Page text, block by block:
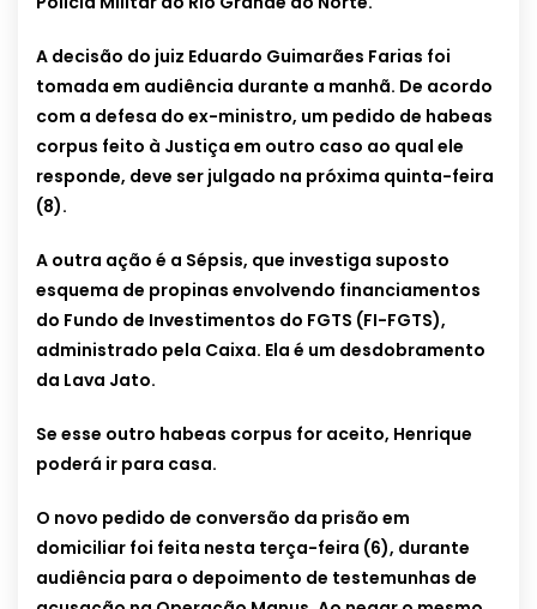
A decisão do juiz Eduardo Guimarães Farias foi
tomada em audiência durante a manhã. De acordo
com a defesa do ex-ministro, um pedido de habeas
corpus feito à Justiça em outro caso ao qual ele
responde, deve ser julgado na próxima quinta-feira
(8).
A outra ação é a Sépsis, que investiga suposto
esquema de propinas envolvendo financiamentos
do Fundo de Investimentos do FGTS (FI-FGTS),
administrado pela Caixa. Ela é um desdobramento
da Lava Jato.
Se esse outro habeas corpus for aceito, Henrique
poderá ir para casa.
O novo pedido de conversão da prisão em
domiciliar foi feita nesta terça-feira (6), durante
audiência para o depoimento de testemunhas de